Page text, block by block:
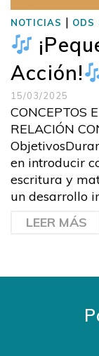
NOTICIAS | ODS
Acción!
15/03/2025
CONCEPTOS
RELACIÓN
en introducir
escritura y
un desarrollo
LEER MÁS